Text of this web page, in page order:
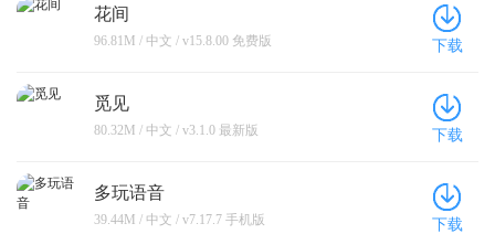
花间
96.81M / 中文 / v15.8.00 免费版 下载
觅见
80.32M / 中文 / v3.1.0 最新版 下载
多玩语音
39.44M / 中文 / v7.17.7 手机版 下载